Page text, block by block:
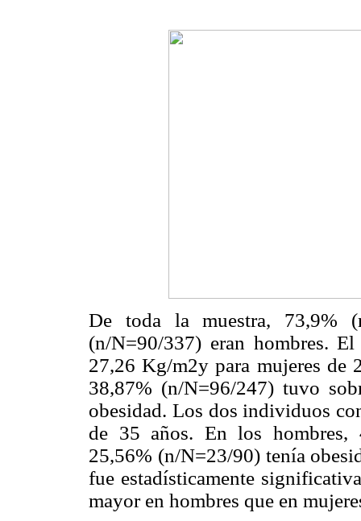
De toda la muestra, 73,9%
(n/N=90/337) eran hombres.
27,26 Kg/m2y para mujeres de
38,87% (n/N=96/247) tuvo
obesidad. Los dos individuos
de 35 años. En los hombres,
25,56% (n/N=23/90) tenía
fue estadísticamente
mayor en hombres que en